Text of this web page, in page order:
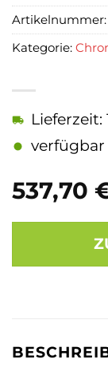
537,70
Lieferzeit:
verfügbar
Artikelnummer:
Kategorie: